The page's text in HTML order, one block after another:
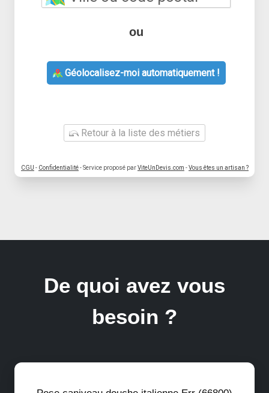
ou
Géolocalisez-moi automatiquement !
Retour à la liste des métiers
CGU - Confidentialité- Service proposé parViteUnDevis.com -Vous êtes un artisan ?
De quoi avez vous
besoin ?